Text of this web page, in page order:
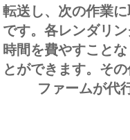
転送し、次の作業
です。各レンダリ
時間を費やすこと
とができます。そ
ファームが代